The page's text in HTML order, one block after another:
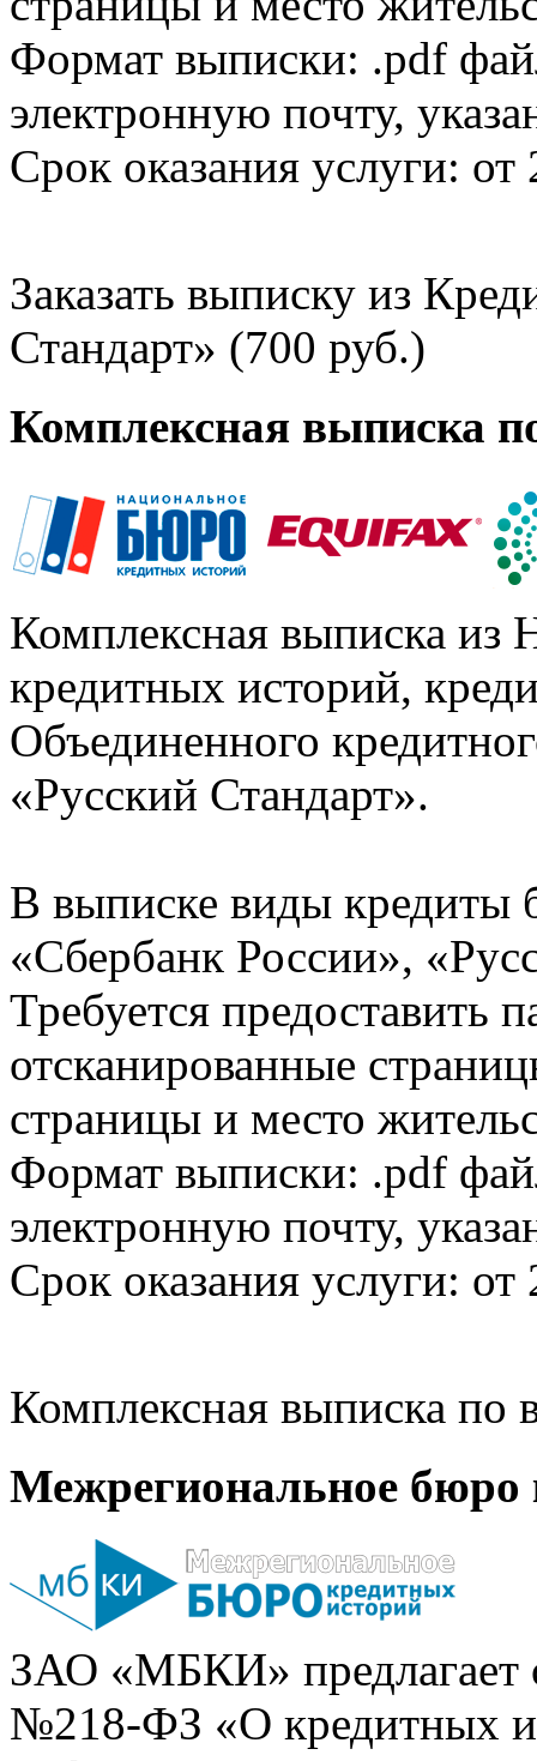
Формат выписки: .pdf
электронную почту,
Срок оказания услуги: от
Заказать выписку из
Стандарт» (700 руб.)
Комплексная выписка
Комплексная выписка из
кредитных историй,
Объединенного
«Русский Стандарт».
В выписке виды кредиты
«Сбербанк России»,
Требуется предоставить
отсканированные
страницы и место
Формат выписки: .pdf
электронную почту,
Срок оказания услуги: от
Комплексная выписка
Межрегиональное бюро
ЗАО «МБКИ» предлагает
№218-ФЗ «О кредитных